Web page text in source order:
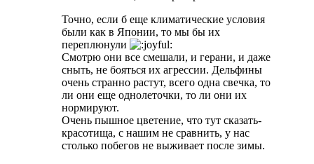
Точно, если б еще климатические условия
были как в Японии, то мы бы их
переплюнули
Смотрю они все смешали, и герани, и даже
сныть, не бояться их агрессии. Дельфины
очень странно растут, всего одна свечка, то
ли они еще однолеточки, то ли они их
нормируют.
Очень пышное цветение, что тут сказать-
красотища, с нашим не сравнить, у нас
столько побегов не выживает после зимы.